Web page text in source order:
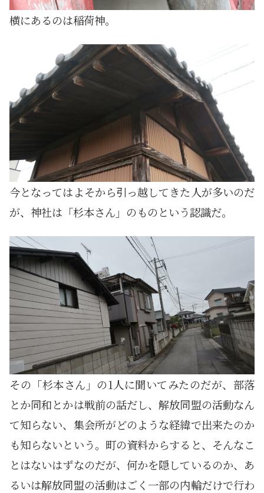
横にあるのは稲荷神。
今となってはよそから引っ越してきた人が多いのだ
が、神社は「杉本さん」のものという認識だ。
その「杉本さん」の1人に聞いてみたのだが、部落
とか同和とかは戦前の話だし、解放同盟の活動なん
て知らない、集会所がどのような経緯で出来たのか
も知らないという。町の資料からすると、そんなこ
とはないはずなのだが、何かを隠しているのか、あ
るいは解放同盟の活動はごく一部の内輪だけで行わ